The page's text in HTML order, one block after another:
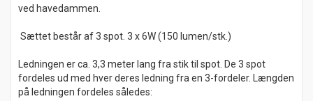
ved havedammen.
Sættet består af 3 spot. 3 x 6W (150 lumen/stk.)
Ledningen er ca. 3,3 meter lang fra stik til spot. De 3 spot
fordeles ud med hver deres ledning fra en 3-fordeler. Længden
på ledningen fordeles således: